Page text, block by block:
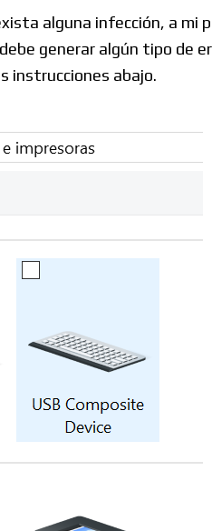
alguna infección, a
generar algún tipo de
instrucciones abajo.